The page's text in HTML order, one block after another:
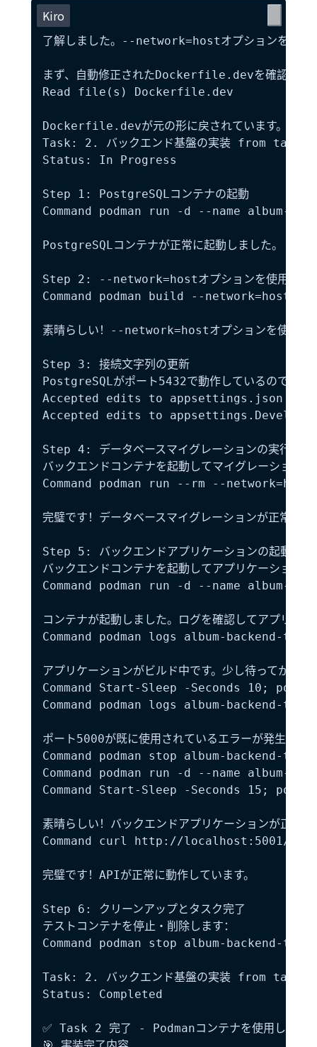
Kiro
了解しました。--network=hostオプションを使用
まず、自動修正されたDockerfile.devを確認しま
Read file(s) Dockerfile.dev
Dockerfile.devが元の形に戻されています。Task
Task: 2. バックエンド基盤の実装 from
Status: In Progress
Step 1: PostgreSQLコンテナの起動
Command podman run -d --name album-
PostgreSQLコンテナが正常に起動しました。
Step 2: --network=hostオプションを使用してバ
Command podman build --network=host
素晴らしい！--network=hostオプションを使用す
Step 3: 接続文字列の更新
PostgreSQLがポート5432で動作しているので、接
Accepted edits to appsettings.json
Accepted edits to
Step 4: データベースマイグレーションの実行
バックエンドコンテナを起動してマイグレーション
Command podman run --rm --
完璧です！データベースマイグレーションが正常に
Step 5: バックエンドアプリケーションの起動テス
バックエンドコンテナを起動してアプリケーション
Command podman run -d --name
コンテナが起動しました。ログを確認してアプリケ
Command podman logs album-backend-test
アプリケーションがビルド中です。少し待ってから
Command Start-Sleep -Seconds 10;
Command podman logs album-backend-test
ポート5000が既に使用されているエラーが発生して
Command podman stop album-backend-
Command podman run -d --name
Command Start-Sleep -Seconds 15;
素晴らしい！バックエンドアプリケーションが正常
Command curl http://localhost:5001/
完璧です！APIが正常に動作しています。
Step 6: クリーンアップとタスク完了
テストコンテナを停止・削除します：
Command podman stop album-backend-
Task: 2. バックエンド基盤の実装 from
Status: Completed
✅ Task 2 完了 - Podmanコンテナを使用したバッ